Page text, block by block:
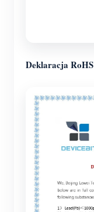
Deklaracja RoHS